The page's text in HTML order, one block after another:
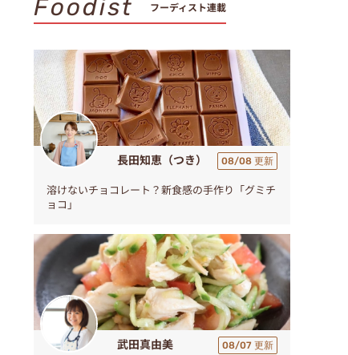
Foodist フーディスト連載
長田知恵（つき） 08/08 更新
溶けないチョコレート？新食感の手作り「グミチ
ョコ」
武田真由美 08/07 更新